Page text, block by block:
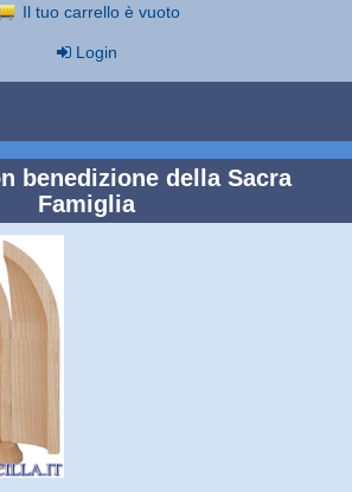
Il tuo carrello è vuoto
Login
benedizione della Sacra
Famiglia